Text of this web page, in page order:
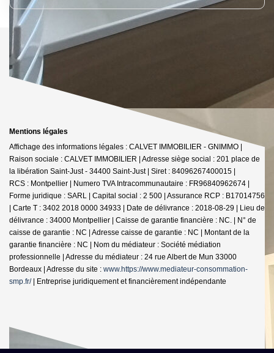
Mentions légales
Affichage des informations légales : CALVET IMMOBILIER - GNIMMO |
Raison sociale : CALVET IMMOBILIER | Adresse siège social : 201 place de
la libération Saint-Just - 34400 Saint-Just | Siret : 84096267400015 |
RCS : Montpellier | Numero TVA Intracommunautaire : FR96840962674 |
Forme juridique : SARL | Capital social : 2 500 | Assurance RCP : B17014756
| Carte T : 3402 2018 0000 34933 | Date de délivrance : 2018-08-29 | Lieu de
délivrance : 34000 Montpellier | Caisse de garantie financière : NC. | N° de
caisse de garantie : NC | Adresse caisse de garantie : NC | Montant de la
garantie financière : NC | Nom du médiateur : Société médiation
professionnelle | Adresse du médiateur : 24 rue Albert de Mun 33000
Bordeaux | Adresse du site : www.https://www.mediateur-consommation-
smp.fr/| Entreprise juridiquement et financièrement indépendante